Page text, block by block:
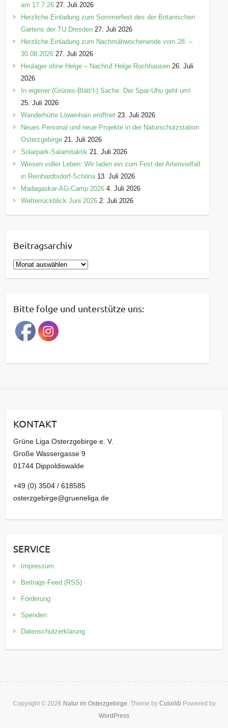
am 17.7.26 27. Juli 2026
Herzliche Einladung zum Sommerfest des der Botanischen
Gartens der TU Dresden 27. Juli 2026
Herzliche Einladung zum Nachmähwochenende vom 28. –
30.08.2026 27. Juli 2026
Heulager ohne Helge – Nachruf Helge Rochhausen 26. Juli
2026
In eigener (Grünes-Blätt’l-) Sache: Der Spar-Uhu geht um!
25. Juli 2026
Wanderhütte Löwenhain eröffnet 23. Juli 2026
Neues Personal und neue Projekte in der Naturschutzstation
Osterzgebirge 21. Juli 2026
Solarpark-Salamitaktik 21. Juli 2026
Wiesen voller Leben: Wir laden ein zum Fest der Artenvielfalt
in Reinhardtsdorf-Schöna 13. Juli 2026
Madagaskar-AG-Camp 2026 4. Juli 2026
Wetterrückblick Juni 2026 2. Juli 2026
Beitragsarchiv
B
e
r
a
g
a
v
Bitte folge und unterstütze uns:
KONTAKT
Grüne Liga Osterzgebirge e. V.
Große Wassergasse 9
01744 Dippoldiswalde
+49 (0) 3504 / 618585
osterzgebirge@grueneliga.de
SERVICE
Impressum
Beitrags-Feed (RSS)
Förderung
Spenden
Datenschutzerklärung
Copyright © 2026 Natur im Osterzgebirge. Theme by Colorlib Powered by
WordPress